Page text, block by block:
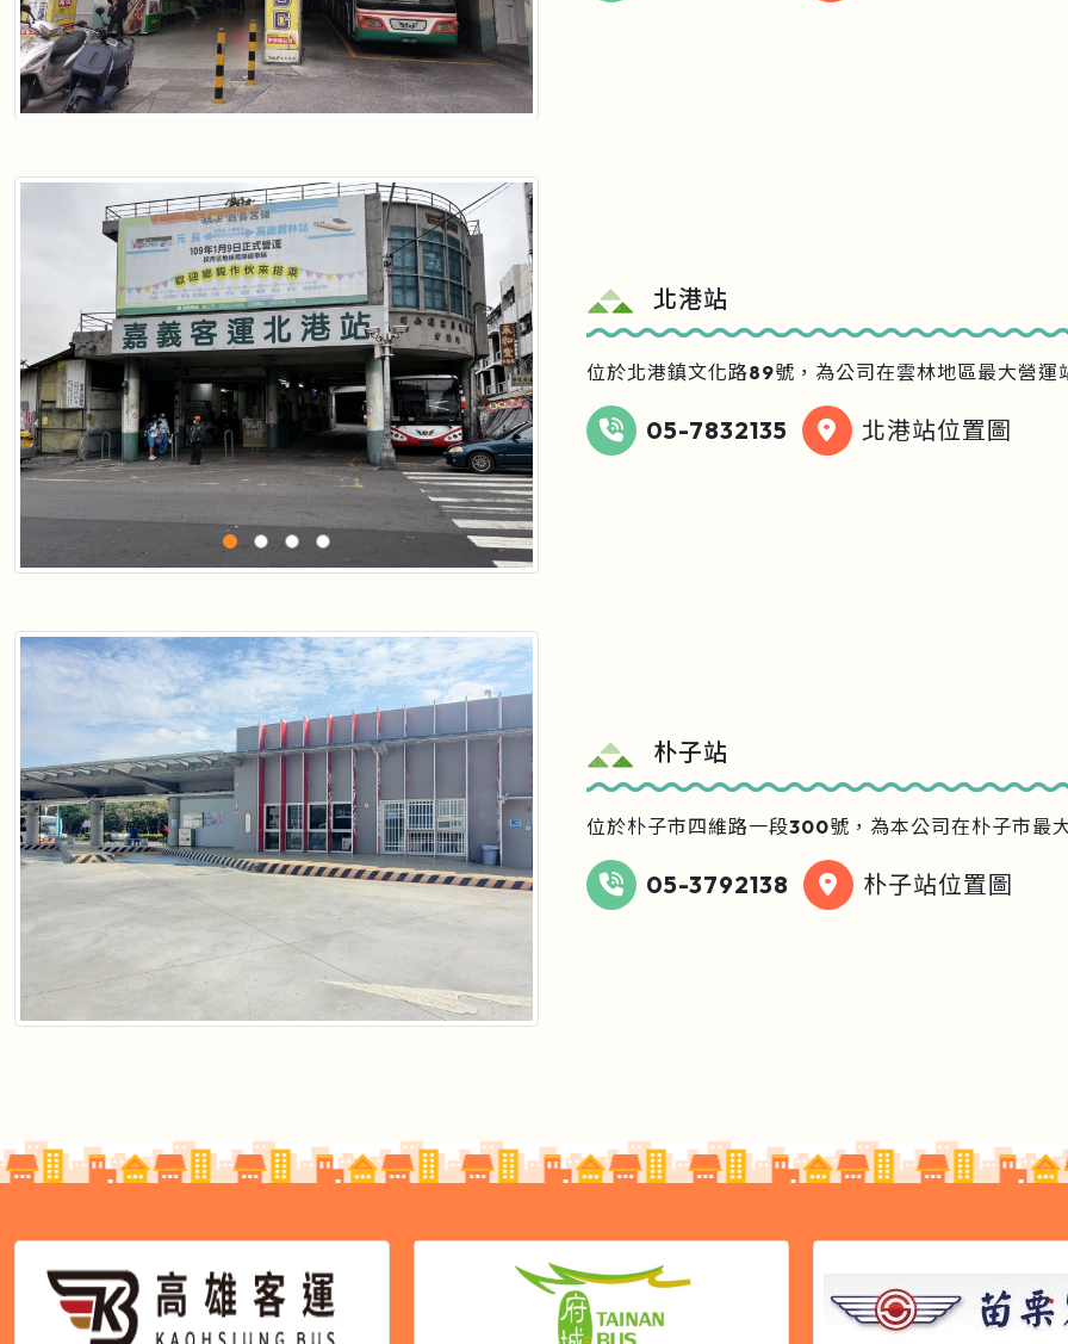
北港站
位於北港鎮文化路89號，為公司在雲林地區最大營運
05-7832135 北港站位置圖
朴子站
位於朴子市四維路一段300號，為本公司在朴子市最
05-3792138 朴子站位置圖